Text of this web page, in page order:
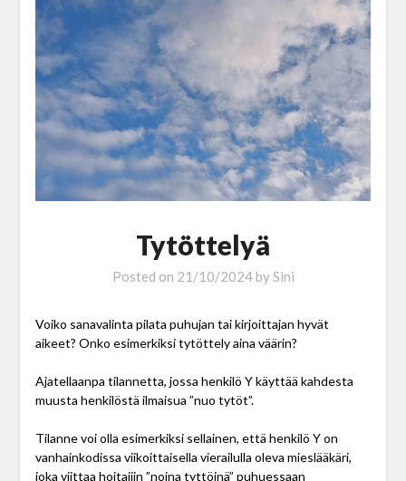
Tytöttelyä
Posted on 21/10/2024by Sini
Voiko sanavalinta pilata puhujan tai kirjoittajan hyvät
aikeet? Onko esimerkiksi tytöttely aina väärin?
Ajatellaanpa tilannetta, jossa henkilö Y käyttää kahdesta
muusta henkilöstä ilmaisua ”nuo tytöt”.
Tilanne voi olla esimerkiksi sellainen, että henkilö Y on
vanhainkodissa viikoittaisella vierailulla oleva mieslääkäri,
joka viittaa hoitajiin ”noina tyttöinä” puhuessaan